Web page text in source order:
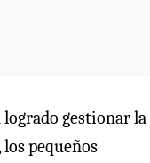
logrado gestionar la
pequeños